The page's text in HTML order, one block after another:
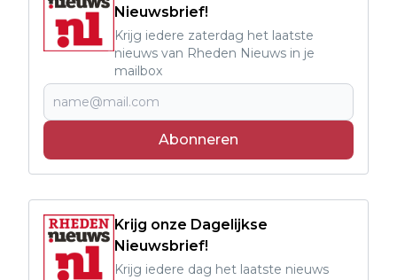
Nieuwsbrief!
Krijg iedere zaterdag het laatste
nieuws van Rheden Nieuws in je
mailbox
Abonneren
Krijg onze Dagelijkse
Nieuwsbrief!
Krijg iedere dag het laatste nieuws